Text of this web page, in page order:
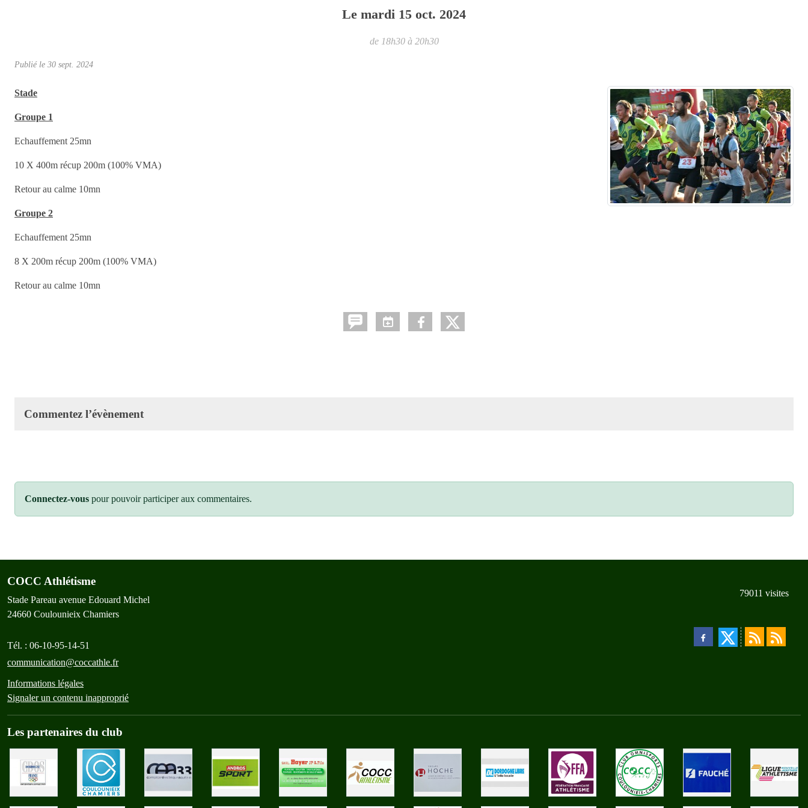
Le mardi 15 oct. 2024
de 18h30 à 20h30
Publié le 30 sept. 2024
Stade
Groupe 1
Echauffement 25mn
10 X 400m récup 200m (100% VMA)
Retour au calme 10mn
Groupe 2
Echauffement 25mn
8 X 200m récup 200m (100% VMA)
Retour au calme 10mn
Commentez l’évènement
Connectez-vous pour pouvoir participer aux commentaires.
COCC Athlétisme
Stade Pareau avenue Edouard Michel
24660 Coulounieix Chamiers
Tél. : 06-10-95-14-51
communication@coccathle.fr
Informations légales
Signaler un contenu inapproprié
79011 visites
Les partenaires du club